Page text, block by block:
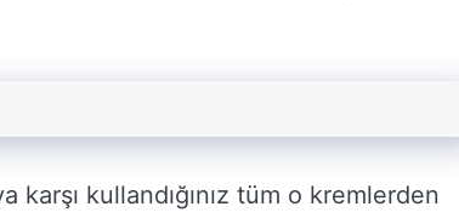
kullandığınız tüm o kremlerden